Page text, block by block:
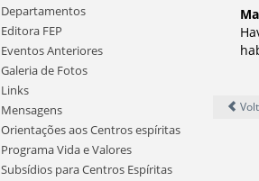
Departamentos
Editora FEP
Eventos Anteriores
Galeria de Fotos
Links
Mensagens
Orientações aos Centros espíritas
Programa Vida e Valores
Subsídios para Centros Espíritas